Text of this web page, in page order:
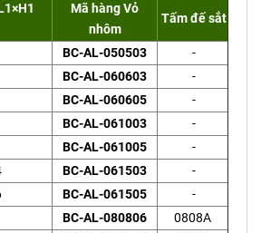
Mã hàng Vỏ
nhôm
Tấm đế sắt
BC-AL-050503
-
BC-AL-060603
-
BC-AL-060605
-
BC-AL-061003
-
BC-AL-061005
-
BC-AL-061503
-
BC-AL-061505
-
BC-AL-080806
0808A